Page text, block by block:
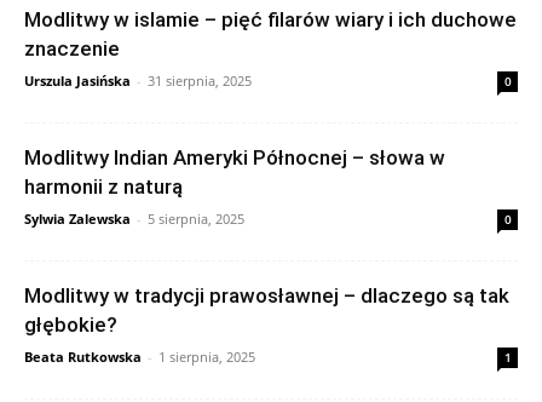
Modlitwy w islamie – pięć filarów wiary i ich duchowe
znaczenie
Urszula Jasińska - 31 sierpnia, 2025 0
Modlitwy Indian Ameryki Północnej – słowa w
harmonii z naturą
Sylwia Zalewska - 5 sierpnia, 2025 0
Modlitwy w tradycji prawosławnej – dlaczego są tak
głębokie?
Beata Rutkowska - 1 sierpnia, 2025 1